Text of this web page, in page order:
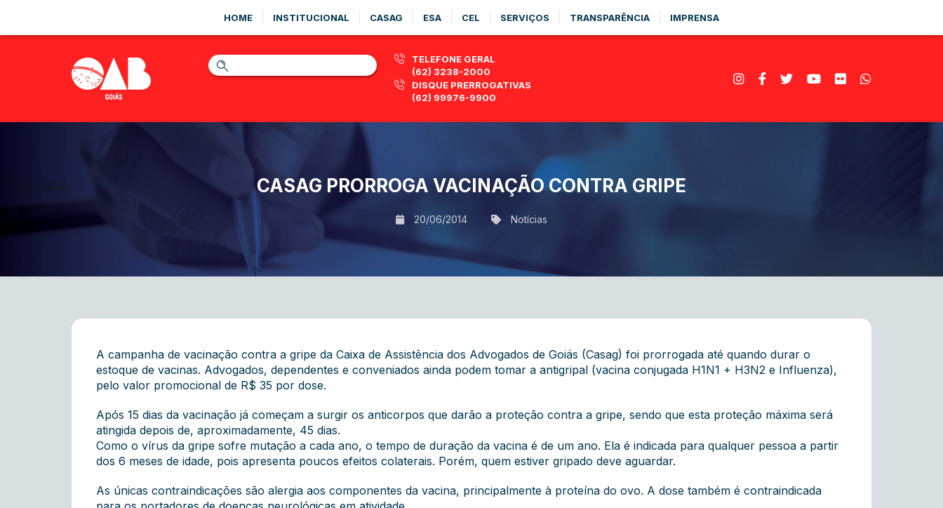
HOME INSTITUCIONAL CASAG ESA CEL SERVIÇOS TRANSPARÊNCIA IMPRENSA
TELEFONE GERAL
(62) 3238-2000
DISQUE PRERROGATIVAS
(62) 99976-9900
CASAG PRORROGA VACINAÇÃO CONTRA GRIPE
20/06/2014 Notícias
A campanha de vacinação contra a gripe da Caixa de Assistência dos Advogados de Goiás (Casag) foi prorrogada até quando durar o
estoque de vacinas. Advogados, dependentes e conveniados ainda podem tomar a antigripal (vacina conjugada H1N1 + H3N2 e Influenza),
pelo valor promocional de R$ 35 por dose.
Após 15 dias da vacinação já começam a surgir os anticorpos que darão a proteção contra a gripe, sendo que esta proteção máxima será
atingida depois de, aproximadamente, 45 dias.
Como o vírus da gripe sofre mutação a cada ano, o tempo de duração da vacina é de um ano. Ela é indicada para qualquer pessoa a partir
dos 6 meses de idade, pois apresenta poucos efeitos colaterais. Porém, quem estiver gripado deve aguardar.
As únicas contraindicações são alergia aos componentes da vacina, principalmente à proteína do ovo. A dose também é contraindicada